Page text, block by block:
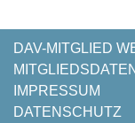
NAVIGATION
ÜBERSPRINGEN
DAV-MITGLIED
IMPRESSUM
DATENSCHUTZ